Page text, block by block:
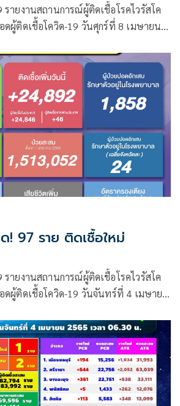
ายงานสถานการณ์ผู้ติดเชื้อโรคไวรัสโค
ดผู้ติดเชื้อโควิด-19 วันศุกร์ที่ 8 เมษายน
ากต่างประเทศ 100 ราย
! 97 ราย ติดเชื้อใหม่
ายงานสถานการณ์ผู้ติดเชื้อโรคไวรัสโค
ดผู้ติดเชื้อโควิด-19 วันจันทร์ที่ 4 เมษายน